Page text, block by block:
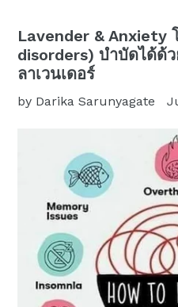
Lavender & Anxiety
disorders) บำบัดได้ด้
ลาเวนเดอร์
by Darika Sarunyagate